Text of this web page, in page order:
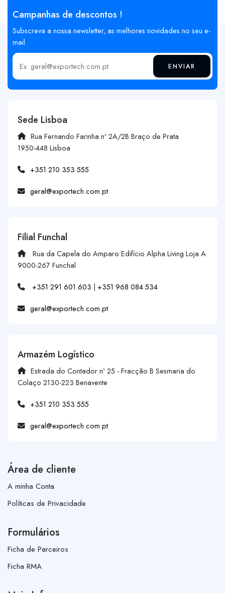
Campanhas de descontos !
Subscreva a nossa newsletter, as melhores novidades no seu e-
mail
Insira o seu email ENVIAR
Sede Lisboa
Rua Fernando Farinha nº 2A/2B Braço de Prata
1950-448 Lisboa
+351 210 353 555
geral@exportech.com.pt
Filial Funchal
Rua da Capela do Amparo Edifício Alpha Living Loja A
9000-267 Funchal
+351 291 601 603 | +351 968 084 534
geral@exportech.com.pt
Armazém Logístico
Estrada do Contador nº 25 - Fracção B Sesmaria do
Colaço 2130-223 Benavente
+351 210 353 555
geral@exportech.com.pt
Área de cliente
A minha Conta
Políticas de Privacidade
Formulários
Ficha de Parceiros
Ficha RMA